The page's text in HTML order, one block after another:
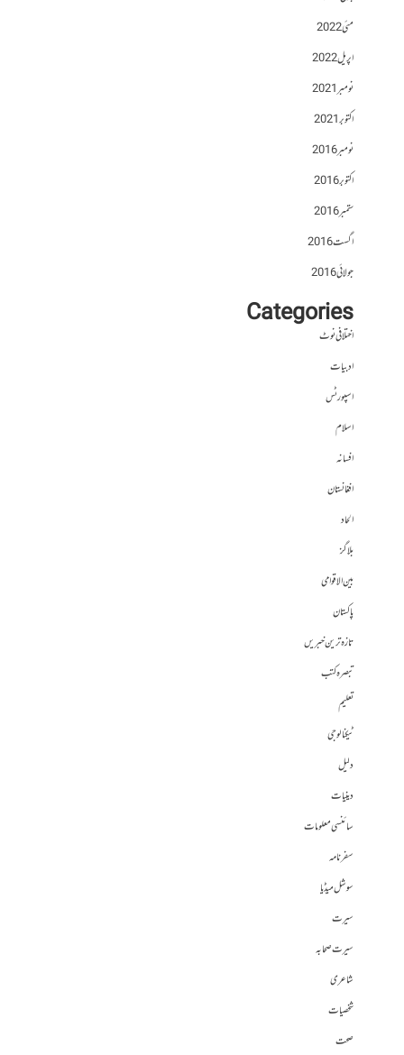
مئی 2022
اپریل 2022
نومبر 2021
اکتوبر 2021
نومبر 2016
اکتوبر 2016
ستمبر 2016
اگست 2016
جولائی 2016
Categories
اختلافی نوٹ
ادبیات
اسپورٹس
اسلام
افسانہ
افغانستان
الحاد
بلاگز
بین الاقوامی
پاکستان
تازہ ترین خبریں
تبصرہ کتب
تعلیم
ٹیکنالوجی
دلیل
دینیات
سائنسی معلومات
سفرنامہ
سوشل میڈیا
سیرت
سیرت صحابہ
شاعری
شخصیات
صحت